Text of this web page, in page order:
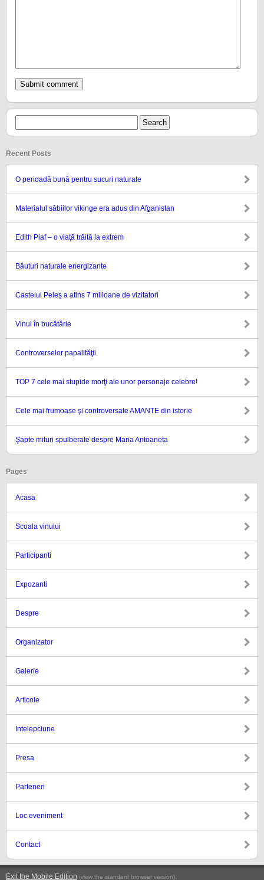
Recent Posts
O perioadă bună pentru sucuri naturale
Materialul săbiilor vikinge era adus din Afganistan
Edith Piaf – o viaţă trăită la extrem
Băuturi naturale energizante
Castelul Peleș a atins 7 milioane de vizitatori
Vinul în bucătărie
Controverselor papalităţii
TOP 7 cele mai stupide morţi ale unor personaje celebre!
Cele mai frumoase şi controversate AMANTE din istorie
Şapte mituri spulberate despre Maria Antoaneta
Pages
Acasa
Scoala vinului
Participanti
Expozanti
Despre
Organizator
Galerie
Articole
Intelepciune
Presa
Parteneri
Loc eveniment
Contact
Exit the Mobile Edition (view the standard browser version).